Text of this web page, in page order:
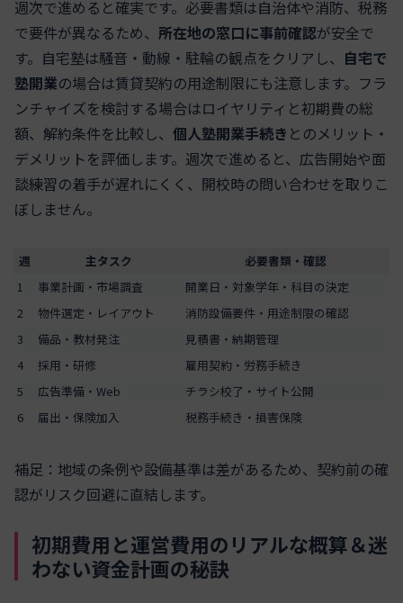
週次で進めると確実です。必要書類は自治体や消防、税務
で要件が異なるため、 所在地の窓口に事前確認が安全で
す。自宅塾は騒音・動線・駐輪の観点をクリアし、 自宅で
塾開業の場合は賃貸契約の用途制限にも注意します。フラ
ンチャイズを検討する場合はロイヤリティと初期費の総
額、解約条件を比較し、 個人塾開業手続き とのメリット・
デメリットを評価します。週次で進めると、広告開始や面
談練習の着手が遅れにくく、開校時の問い合わせを取りこ
ぼしません。
週 主タスク
必要書類・確認
1
事業計画・市場調査
開業日・対象学年・科目の決定
2
物件選定・レイアウト
消防設備要件・用途制限の確認
3
備品・教材発注
見積書・納期管理
4
採用・研修
雇用契約・労務手続き
5
広告準備・Web
チラシ校了・サイト公開
6
届出・保険加入 税務手続き・損害保険
補足：地域の条例や設備基準は差があるため、契約前の確
認がリスク回避に直結します。
初期費用と運営費用のリアルな概算＆迷
わない資金計画の秘訣